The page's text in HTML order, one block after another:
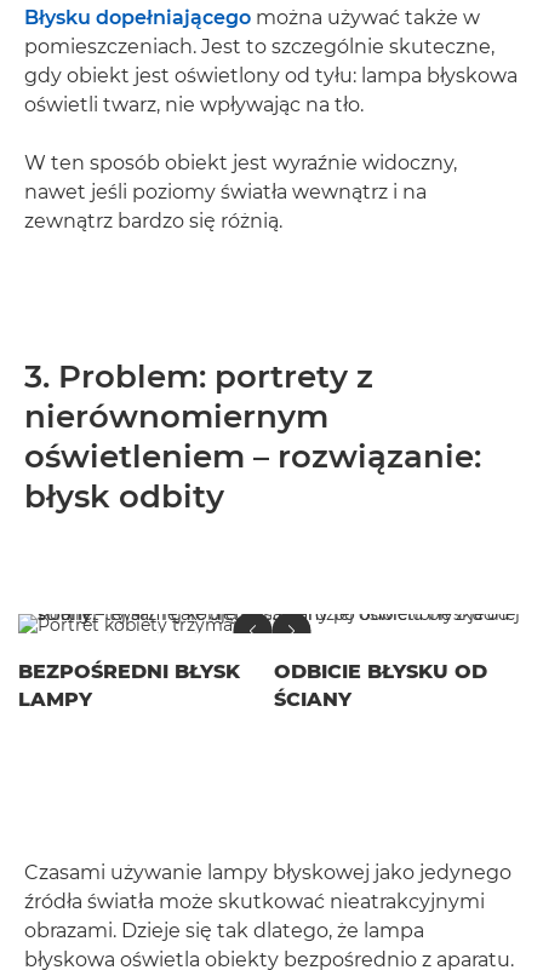
Błysku dopełniającego można używać także w
pomieszczeniach. Jest to szczególnie skuteczne,
gdy obiekt jest oświetlony od tyłu: lampa błyskowa
oświetli twarz, nie wpływając na tło.
W ten sposób obiekt jest wyraźnie widoczny,
nawet jeśli poziomy światła wewnątrz i na
zewnątrz bardzo się różnią.
3. Problem: portrety z
nierównomiernym
oświetleniem – rozwiązanie:
błysk odbity
BEZPOŚREDNI BŁYSK
LAMPY
ODBICIE BŁYSKU OD
ŚCIANY
Czasami używanie lampy błyskowej jako jedynego
źródła światła może skutkować nieatrakcyjnymi
obrazami. Dzieje się tak dlatego, że lampa
błyskowa oświetla obiekty bezpośrednio z aparatu.